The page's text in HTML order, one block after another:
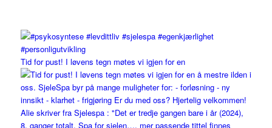
Tid for pust! I løvens tegn møtes vi igjen for en